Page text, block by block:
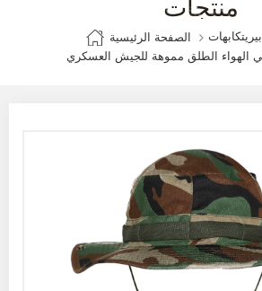
منتجات
الصفحة الرئيسية بيريتكابهات